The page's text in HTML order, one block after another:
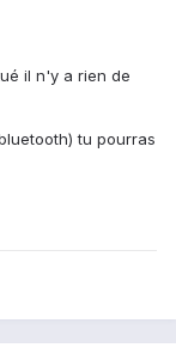
il n'y a rien de
tu pourras